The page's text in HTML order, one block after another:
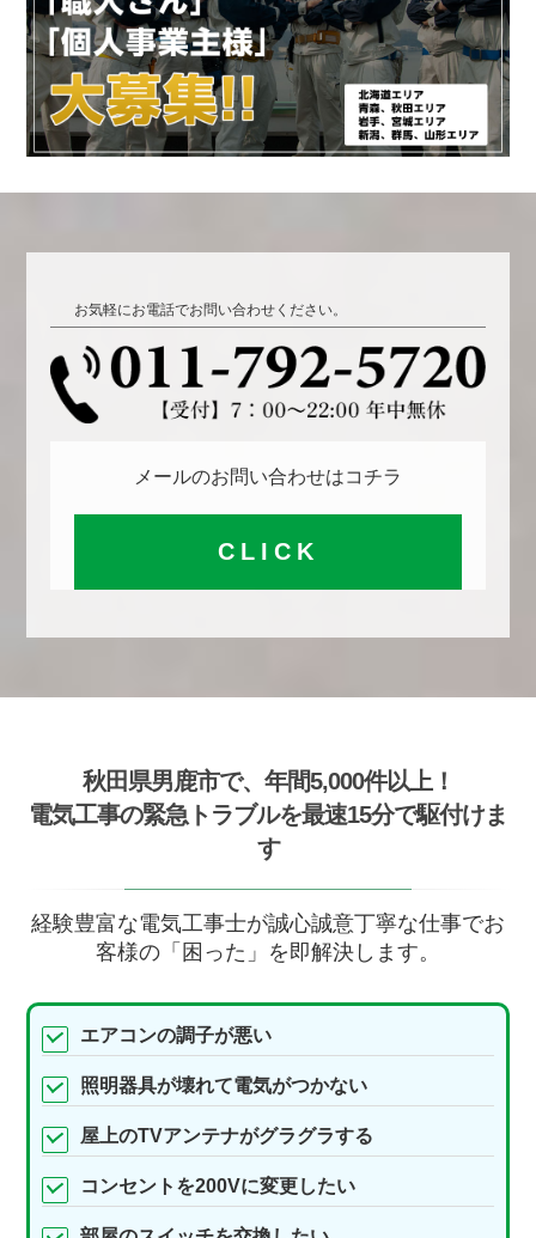
お気軽にお電話でお問い合わせください。
メールのお問い合わせはコチラ
CLICK
秋田県男鹿市で、年間5,000件以上！
電気工事の緊急トラブルを最速15分で駆付けま
す
経験豊富な電気工事士が誠心誠意丁寧な仕事でお
客様の「困った」を即解決します。
エアコンの調子が悪い
照明器具が壊れて電気がつかない
屋上のTVアンテナがグラグラする
コンセントを200Vに変更したい